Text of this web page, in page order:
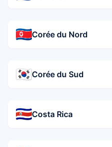
Corée du Nord
Corée du Sud
Costa Rica